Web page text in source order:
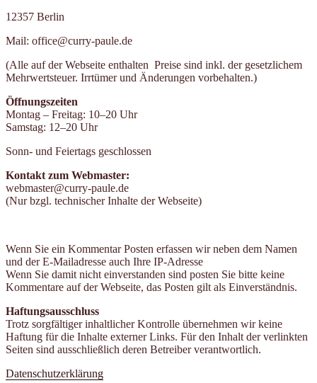
12357 Berlin
Mail: office@curry-paule.de
(Alle auf der Webseite enthalten Preise sind inkl. der gesetzlichem
Mehrwertsteuer. Irrtümer und Änderungen vorbehalten.)
Öffnungszeiten
Montag – Freitag: 10–20 Uhr
Samstag: 12–20 Uhr
Sonn- und Feiertags geschlossen
Kontakt zum Webmaster:
webmaster@curry-paule.de
(Nur bzgl. technischer Inhalte der Webseite)
Wenn Sie ein Kommentar Posten erfassen wir neben dem Namen
und der E-Mailadresse auch Ihre IP-Adresse
Wenn Sie damit nicht einverstanden sind posten Sie bitte keine
Kommentare auf der Webseite, das Posten gilt als Einverständnis.
Haftungsausschluss
Trotz sorgfältiger inhaltlicher Kontrolle übernehmen wir keine
Haftung für die Inhalte externer Links. Für den Inhalt der verlinkten
Seiten sind ausschließlich deren Betreiber verantwortlich.
Datenschutzerklärung